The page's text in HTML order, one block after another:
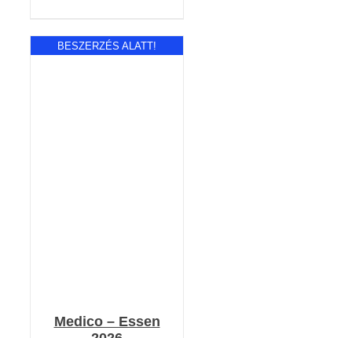
BESZERZÉS ALATT!
Medico – Essen